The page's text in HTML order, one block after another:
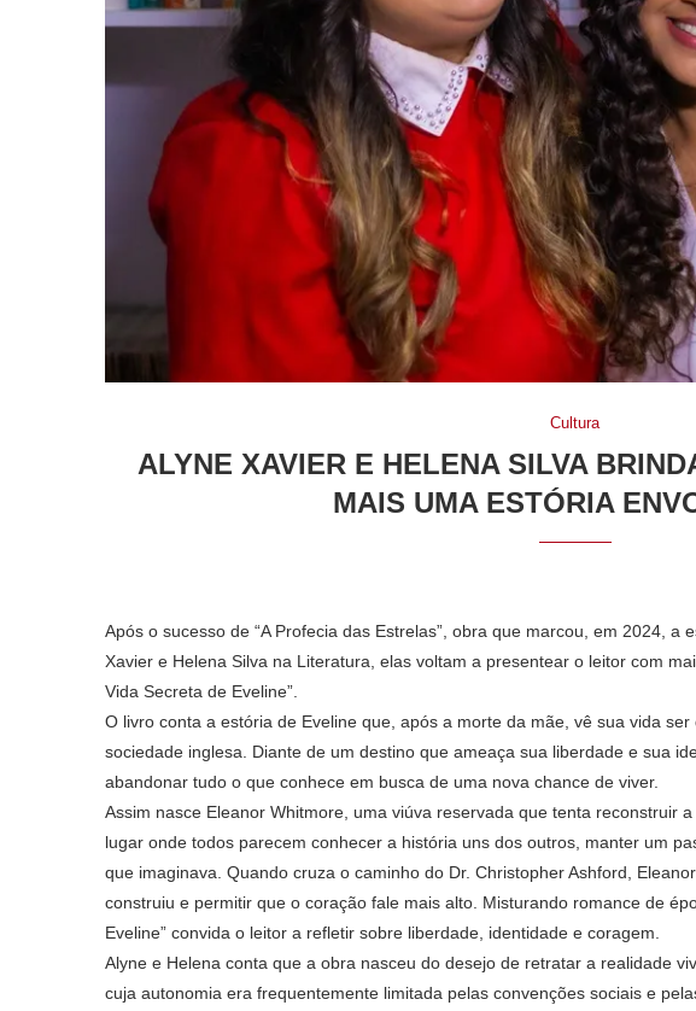
Cultura
ALYNE XAVIER E HELENA SILVA
MAIS UMA ESTÓRIA
Após o sucesso de “A Profecia das Estrelas”, obra que marcou, em 2024, a
Xavier e Helena Silva na Literatura, elas voltam a presentear o leitor com
Vida Secreta de Eveline”.
O livro conta a estória de Eveline que, após a morte da mãe, vê sua vida
sociedade inglesa. Diante de um destino que ameaça sua liberdade e sua
abandonar tudo o que conhece em busca de uma nova chance de viver.
Assim nasce Eleanor Whitmore, uma viúva reservada que tenta reconstruir
lugar onde todos parecem conhecer a história uns dos outros, manter um
que imaginava. Quando cruza o caminho do Dr. Christopher Ashford,
construiu e permitir que o coração fale mais alto. Misturando romance de
Eveline” convida o leitor a refletir sobre liberdade, identidade e coragem.
Alyne e Helena conta que a obra nasceu do desejo de retratar a realidade
cuja autonomia era frequentemente limitada pelas convenções sociais e